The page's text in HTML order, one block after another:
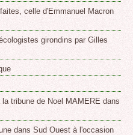
celle d'Emmanuel Macron
girondins par Gilles
tribune de Noel MAMERE dans
dans Sud Ouest à l'occasion